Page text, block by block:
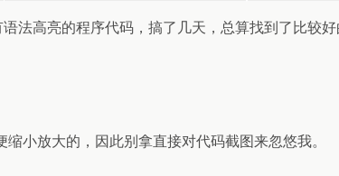
法高亮的程序代码，搞了几天，总算找到了比较好
小放大的，因此别拿直接对代码截图来忽悠我。